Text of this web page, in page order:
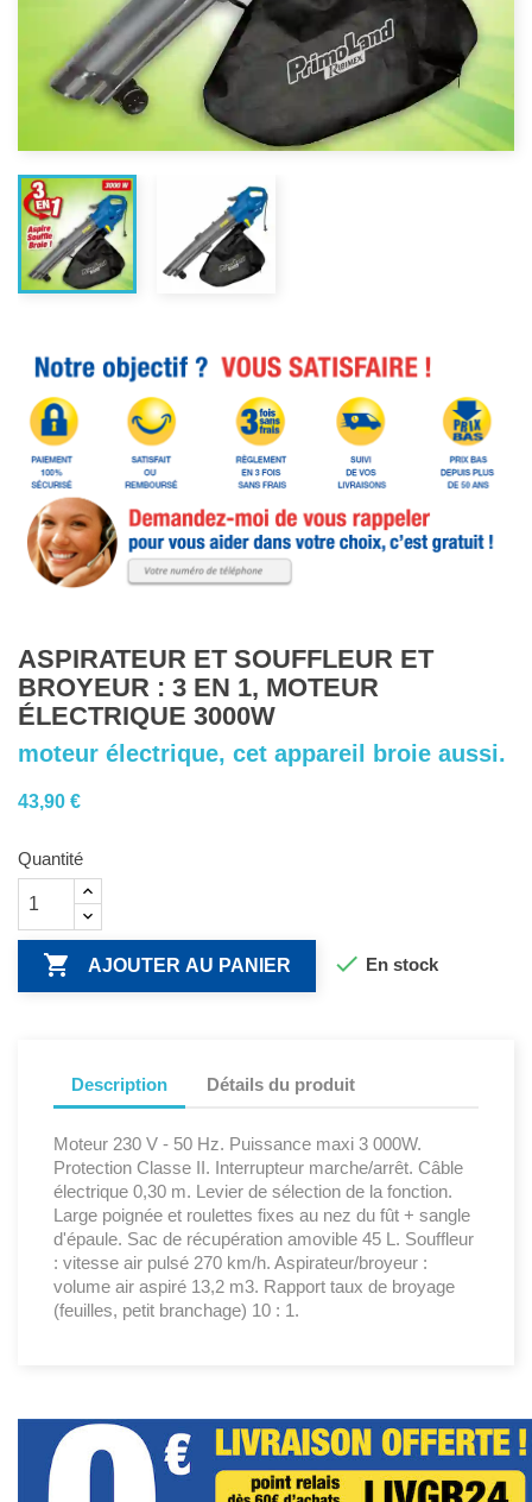
ASPIRATEUR ET SOUFFLEUR ET
BROYEUR : 3 EN 1, MOTEUR
ÉLECTRIQUE 3000W
moteur électrique, cet appareil broie aussi.
43,90 €
Quantité
 AJOUTER AU PANIER  En stock
Description Détails du produit
Moteur 230 V - 50 Hz. Puissance maxi 3 000W.
Protection Classe II. Interrupteur marche/arrêt. Câble
électrique 0,30 m. Levier de sélection de la fonction.
Large poignée et roulettes fixes au nez du fût + sangle
d'épaule. Sac de récupération amovible 45 L. Souffleur
: vitesse air pulsé 270 km/h. Aspirateur/broyeur :
volume air aspiré 13,2 m3. Rapport taux de broyage
(feuilles, petit branchage) 10 : 1.